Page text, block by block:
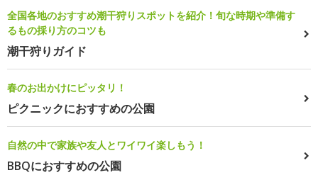
全国各地のおすすめ潮干狩りスポットを紹介！旬な時期や準備す
るもの採り方のコツも
潮干狩りガイド
春のお出かけにピッタリ！
ピクニックにおすすめの公園
自然の中で家族や友人とワイワイ楽しもう！
BBQにおすすめの公園